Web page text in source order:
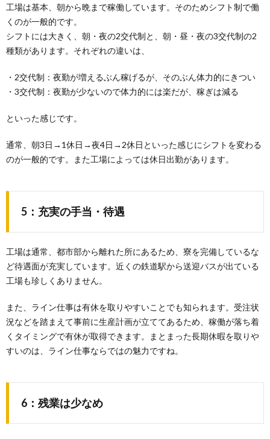
工場は基本、朝から晩まで稼働しています。そのためシフト制で働
くのが一般的です。
シフトには大きく、朝・夜の2交代制と、朝・昼・夜の3交代制の2
種類があります。それぞれの違いは、
・2交代制：夜勤が増えるぶん稼げるが、そのぶん体力的にきつい
・3交代制：夜勤が少ないので体力的には楽だが、稼ぎは減る
といった感じです。
通常、朝3日→1休日→夜4日→2休日といった感じにシフトを変わる
のが一般的です。また工場によっては休日出勤があります。
5：充実の手当・待遇
工場は通常、都市部から離れた所にあるため、寮を完備しているな
ど待遇面が充実しています。近くの鉄道駅から送迎バスが出ている
工場も珍しくありません。
また、ライン仕事は有休を取りやすいことでも知られます。受注状
況などを踏まえて事前に生産計画が立ててあるため、稼働が落ち着
くタイミングで有休が取得できます。まとまった長期休暇を取りや
すいのは、ライン仕事ならではの魅力ですね。
6：残業は少なめ